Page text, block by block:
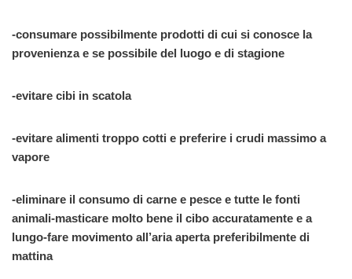
-consumare possibilmente prodotti di cui si conosce la
provenienza e se possibile del luogo e di stagione
-evitare cibi in scatola
-evitare alimenti troppo cotti e preferire i crudi massimo a
vapore
-eliminare il consumo di carne e pesce e tutte le fonti
animali-masticare molto bene il cibo accuratamente e a
lungo-fare movimento all’aria aperta preferibilmente di
mattina